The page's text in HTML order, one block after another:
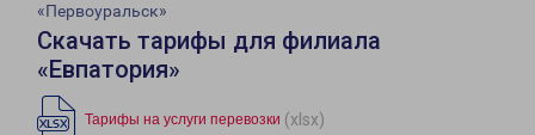
«Первоуральск»
Скачать тарифы для филиала
«Евпатория»
Тарифы на услуги перевозки (xlsx)